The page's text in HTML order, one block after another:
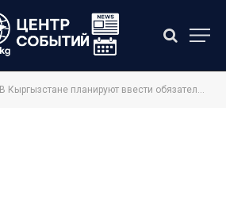
В Кыргызстане планируют ввести обязательную переаттестацию медиков через систему непрерывного обучения